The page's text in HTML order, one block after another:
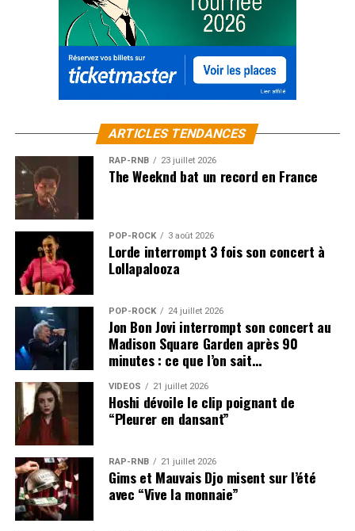
ARTICLES TENDANCES
RAP-RNB 23 juillet 2026
The Weeknd bat un record en France
POP-ROCK 3 août 2026
Lorde interrompt 3 fois son concert à
Lollapalooza
POP-ROCK 24 juillet 2026
Jon Bon Jovi interrompt son concert au
Madison Square Garden après 90
minutes : ce que l’on sait…
VIDEOS 21 juillet 2026
Hoshi dévoile le clip poignant de
“Pleurer en dansant”
RAP-RNB 21 juillet 2026
Gims et Mauvais Djo misent sur l’été
avec “Vive la monnaie”